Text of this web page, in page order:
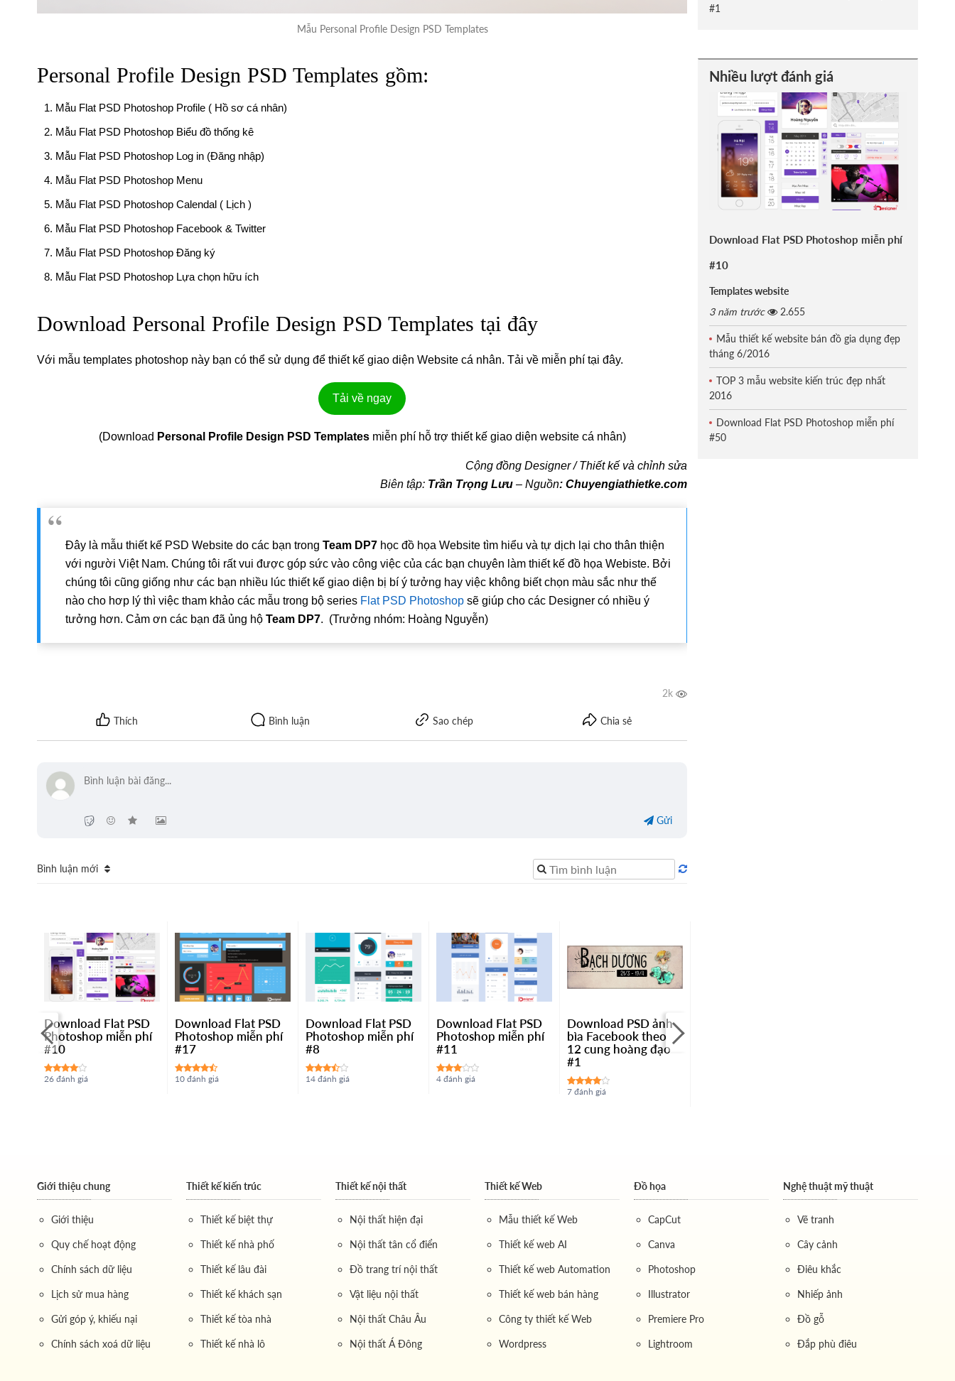
Mẫu Personal Profile Design PSD Templates
Personal Profile Design PSD Templates gồm:
Mẫu Flat PSD Photoshop Profile ( Hồ sơ cá nhân)
Mẫu Flat PSD Photoshop Biểu đồ thống kê
Mẫu Flat PSD Photoshop Log in (Đăng nhập)
Mẫu Flat PSD Photoshop Menu
Mẫu Flat PSD Photoshop Calendal ( Lịch )
Mẫu Flat PSD Photoshop Facebook & Twitter
Mẫu Flat PSD Photoshop Đăng ký
Mẫu Flat PSD Photoshop Lựa chọn hữu ích
Download Personal Profile Design PSD Templates tại đây
Với mẫu templates photoshop này bạn có thể sử dụng để thiết kế giao diện Website cá nhân. Tải về miễn phí tại đây.
Tải về ngay
(Download Personal Profile Design PSD Templatesmiễn phí hỗ trợ thiết kế giao diện website cá nhân)
Cộng đồng Designer / Thiết kế và chỉnh sửa
Biên tập: Trần Trọng Lưu – Nguồn: Chuyengiathietke.com
Đây là mẫu thiết kế PSD Website do các bạn trongTeam DP7 học đồ họa Website tìm hiểu và tự dịch lại cho thân thiện
với người Việt Nam. Chúng tôi rất vui được góp sức vào công việc của các bạn chuyên làm thiết kế đồ họa Webiste. Bởi
chúng tôi cũng giống như các bạn nhiều lúc thiết kế giao diện bị bí ý tưởng hay việc không biết chọn màu sắc như thế
nào cho hơp lý thì việc tham khảo các mẫu trong bộ series Flat PSD Photoshop sẽ giúp cho các Designer có nhiều ý
tưởng hơn. Cảm ơn các bạn đã ủng hộTeam DP7. (Trưởng nhóm: Hoàng Nguyễn)
Gửi
Bình luận mới
Download Flat PSD
Photoshop miễn phí
#10
26 đánh giá
Download Flat PSD
Photoshop miễn phí
#17
10 đánh giá
Download Flat PSD
Photoshop miễn phí
#8
14 đánh giá
Download Flat PSD
Photoshop miễn phí
#11
4 đánh giá
Download PSD ảnh
bìa Facebook theo
12 cung hoàng đạo
#1
7 đánh giá
#1
Nhiều lượt đánh giá
Download Flat PSD Photoshop miễn phí
#10
Templates website
3 năm trước
2.655
Mẫu thiết kế website bán đồ gia dụng đẹp
tháng 6/2016
TOP 3 mẫu website kiến trúc đẹp nhất
2016
Download Flat PSD Photoshop miễn phí
#50
Giới thiệu chung
Giới thiệu
Quy chế hoạt động
Chính sách dữ liệu
Lịch sử mua hàng
Gửi góp ý, khiếu nại
Chính sách xoá dữ liệu
Thiết kế kiến trúc
Thiết kế biệt thự
Thiết kế nhà phố
Thiết kế lâu đài
Thiết kế khách sạn
Thiết kế tòa nhà
Thiết kế nhà lô
Thiết kế nội thất
Nội thất hiện đại
Nội thất tân cổ điển
Đồ trang trí nội thất
Vật liệu nội thất
Nội thất Châu Âu
Nội thất Á Đông
Thiết kế Web
Mẫu thiết kế Web
Thiết kế web AI
Thiết kế web Automation
Thiết kế web bán hàng
Công ty thiết kế Web
Wordpress
Đồ họa
CapCut
Canva
Photoshop
Illustrator
Premiere Pro
Lightroom
Nghệ thuật mỹ thuật
Vẽ tranh
Cây cảnh
Điêu khắc
Nhiếp ảnh
Đồ gỗ
Đắp phù điêu